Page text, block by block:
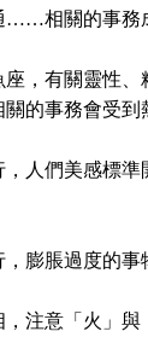
……相關的事務
座，有關靈性
關的事務會受到
，人們美感標
膨脹過度的事
，注意「火」與